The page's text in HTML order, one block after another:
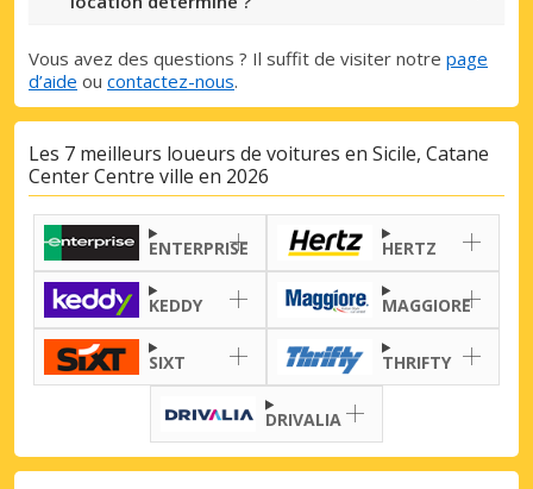
Vous avez des questions ? Il suffit de visiter notre page
d’aide ou contactez-nous.
Les 7 meilleurs loueurs de voitures en Sicile, Catane
Center Centre ville en 2026
ENTERPRISE HERTZ
KEDDY MAGGIORE
SIXT THRIFTY
DRIVALIA